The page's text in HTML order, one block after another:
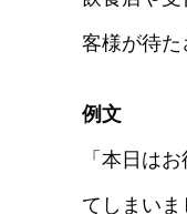
客様が待た
例文
「本日は
てしまいま